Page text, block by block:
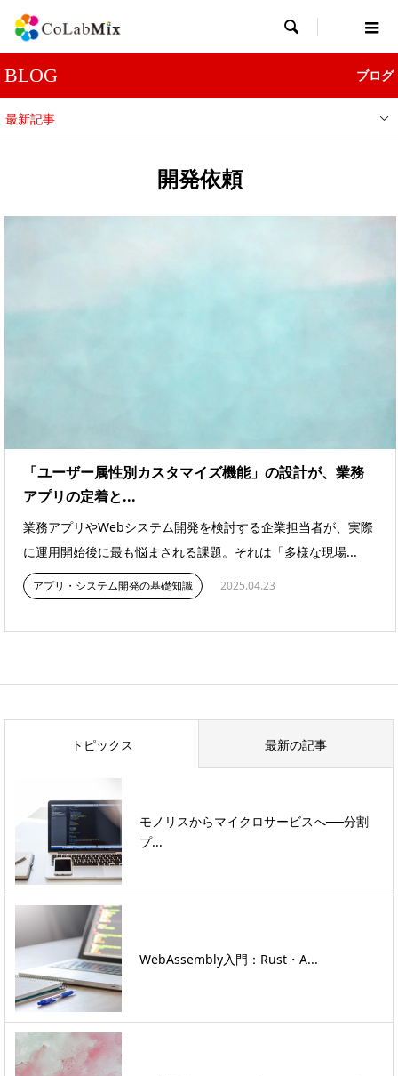

BLOG ブログ
最新記事
開発依頼
「ユーザー属性別カスタマイズ機能」の設計が、業務
アプリの定着と...
業務アプリやWebシステム開発を検討する企業担当者が、実際
に運用開始後に最も悩まされる課題。それは「多様な現場...
アプリ・システム開発の基礎知識 2025.04.23
トピックス 最新の記事
モノリスからマイクロサービスへ──分割
プ...
WebAssembly入門：Rust・A...